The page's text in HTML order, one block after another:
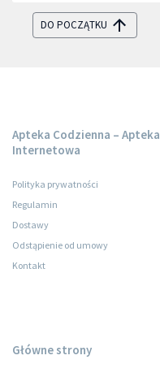
DO POCZĄTKU
Apteka Codzienna – Apteka
Internetowa
Polityka prywatności
Regulamin
Dostawy
Odstąpienie od umowy
Kontakt
Główne strony